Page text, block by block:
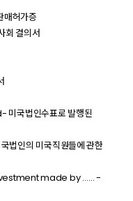
허가증
결의서
국법인수표로 발행된
인의 미국직원들에 관한
made by …… -